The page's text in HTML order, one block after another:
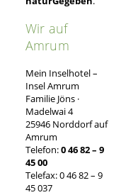
Wir auf
Amrum
Mein Inselhotel –
Insel Amrum
Familie Jöns ·
Madelwai 4
25946 Norddorf auf
Amrum
Telefon:0 46 82 – 9
45 00
Telefax: 0 46 82 – 9
45 037